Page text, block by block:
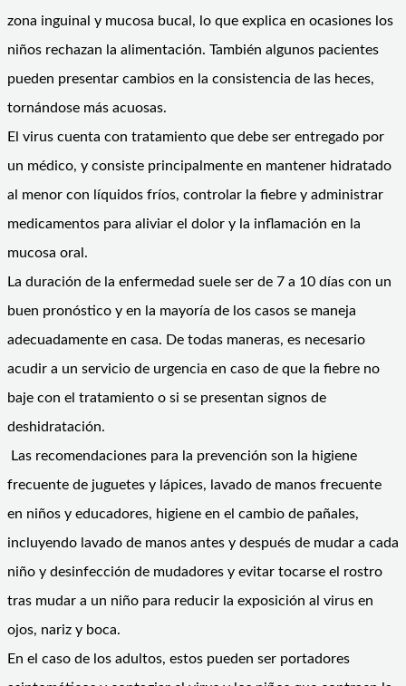
zona inguinal y mucosa bucal, lo que explica en ocasiones los
niños rechazan la alimentación. También algunos pacientes
pueden presentar cambios en la consistencia de las heces,
tornándose más acuosas.
El virus cuenta con tratamiento que debe ser entregado por
un médico, y consiste principalmente en mantener hidratado
al menor con líquidos fríos, controlar la fiebre y administrar
medicamentos para aliviar el dolor y la inflamación en la
mucosa oral.
La duración de la enfermedad suele ser de 7 a 10 días con un
buen pronóstico y en la mayoría de los casos se maneja
adecuadamente en casa. De todas maneras, es necesario
acudir a un servicio de urgencia en caso de que la fiebre no
baje con el tratamiento o si se presentan signos de
deshidratación.
Las recomendaciones para la prevención son la higiene
frecuente de juguetes y lápices, lavado de manos frecuente
en niños y educadores, higiene en el cambio de pañales,
incluyendo lavado de manos antes y después de mudar a cada
niño y desinfección de mudadores y evitar tocarse el rostro
tras mudar a un niño para reducir la exposición al virus en
ojos, nariz y boca.
En el caso de los adultos, estos pueden ser portadores